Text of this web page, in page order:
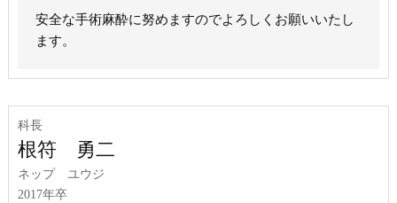
安全な手術麻酔に努めますのでよろしくお願いいたし
ます。
科長
根符 勇二
ネップ ユウジ
2017年卒